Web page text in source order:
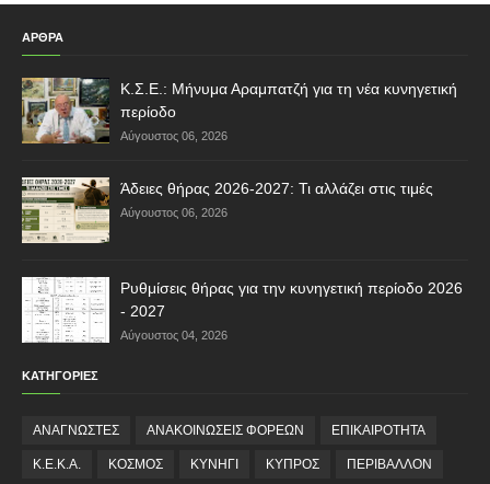
ΑΡΘΡΑ
Κ.Σ.Ε.: Μήνυμα Αραμπατζή για τη νέα κυνηγετική
περίοδο
Αύγουστος 06, 2026
Άδειες θήρας 2026-2027: Τι αλλάζει στις τιμές
Αύγουστος 06, 2026
Ρυθμίσεις θήρας για την κυνηγετική περίοδο 2026
- 2027
Αύγουστος 04, 2026
ΚΑΤΗΓΟΡΙΕΣ
ΑΝΑΓΝΩΣΤΕΣ ΑΝΑΚΟΙΝΩΣΕΙΣ ΦΟΡΕΩΝ ΕΠΙΚΑΙΡΟΤΗΤΑ
Κ.Ε.Κ.Α. ΚΟΣΜΟΣ ΚΥΝΗΓΙ ΚΥΠΡΟΣ ΠΕΡΙΒΑΛΛΟΝ